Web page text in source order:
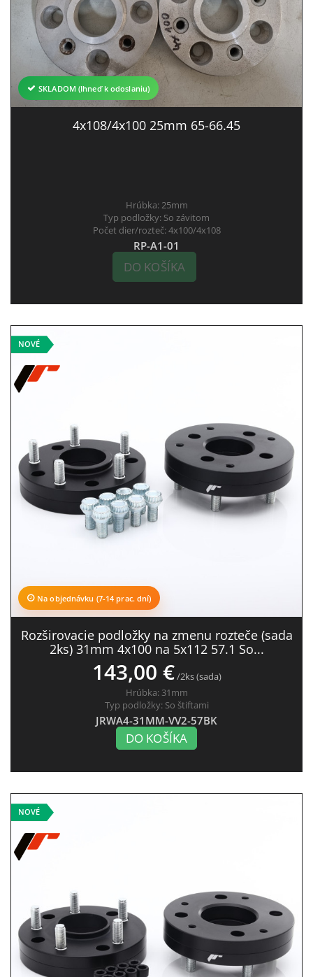
SKLADOM (Ihneď k odoslaniu)
4x108/4x100 25mm 65-66.45
Hrúbka:25mm
Typ podložky: So závitom
Počet dier/rozteč:4x100/4x108
RP-A1-01
DO KOŠÍKA
NOVÉ
Na objednávku (7-14 prac. dní)
Rozširovacie podložky na zmenu rozteče (sada
2ks) 31mm 4x100 na 5x112 57.1 So...
143,00 €/2ks (sada)
Hrúbka: 31mm
Typ podložky: So štiftami
JRWA4-31MM-VV2-57BK
DO KOŠÍKA
NOVÉ